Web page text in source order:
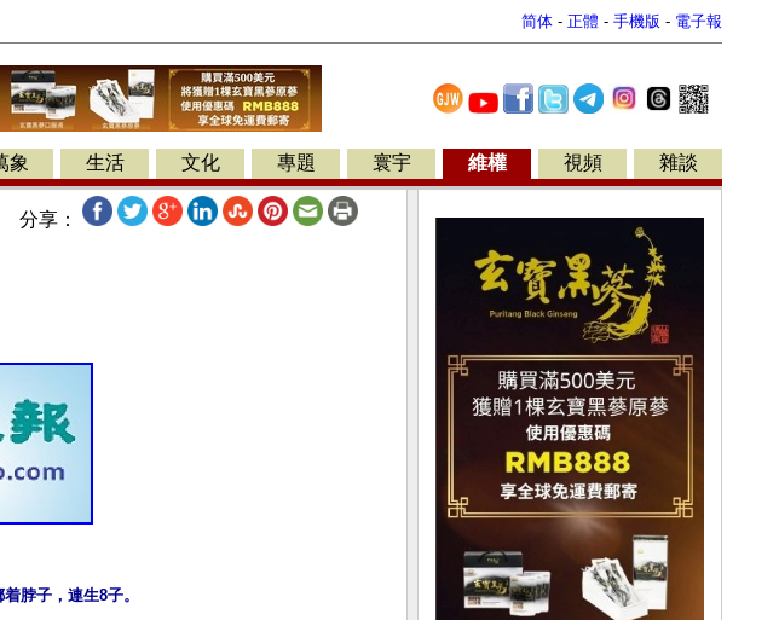
简体 - 正體 - 手機版 - 電子報
象 生活 文化 專題 寰宇 維權 視頻 雜談
分享：